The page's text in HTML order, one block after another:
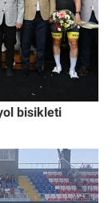
bisikleti